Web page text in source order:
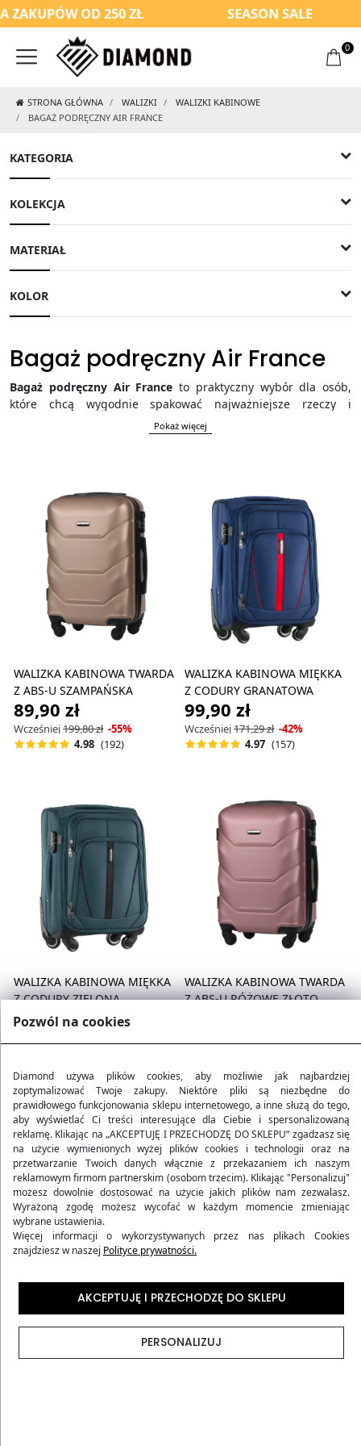
OD 250 ZŁ SEASON SALE
0
STRONA GŁÓWNA WALIZKI
WALIZKI KABINOWE
BAGAŻ PODRĘCZNY AIR FRANCE
KATEGORIA
KOLEKCJA
MATERIAŁ
KOLOR
Bagaż podręczny Air France
Bagaż podręczny Air France to praktyczny wybór dla osób,
które chcą wygodnie spakować najważniejsze rzeczy i
podróżować bez zbędnych formalności przy odprawie.
Odpowiednio dobrana walizka kabinowa, torba lub plecak
problemów z wymiarami na lotnisku. W tej kategorii znajdziesz
funkcjonalny bagaż podręczny do Air France, który sprawdzi
się podczas podróży służbowej, weekendowego wyjazdu i
krótkich wakacji.
Pokaż więcej
WALIZKA KABINOWA TWARDA
Z ABS-U SZAMPAŃSKA
89,90 zł
Wcześniej199,80 zł -55%
4.98 (192)
WALIZKA KABINOWA MIĘKKA
Z CODURY GRANATOWA
99,90 zł
Wcześniej171,29 zł -42%
4.97 (157)
WALIZKA KABINOWA MIĘKKA
Z CODURY ZIELONA
99,90 zł
WALIZKA KABINOWA TWARDA
Z ABS-U RÓŻOWE ZŁOTO
WALIZKA KABINOWA MIĘKKA
Z CODURY CZARNA
99,90 zł
4.97 (157)
PLECAK PODRÓŻNY DO
SAMOLOTU 2W1 KABINOWY
B604 CZARNY
149,90 zł
Wcześniej229,90 zł -35%
Pozwól na cookies
Diamond używa plików cookies, aby możliwie jak najbardziej
zoptymalizować Twoje zakupy. Niektóre pliki są niezbędne do
prawidłowego funkcjonowania sklepu internetowego, a inne służą do tego,
aby wyświetlać Ci treści interesujące dla Ciebie i spersonalizowaną
reklamę. Klikając na „AKCEPTUJĘ I PRZECHODZĘ DO SKLEPU“ zgadzasz się
na użycie wymienionych wyżej plików cookies i technologii oraz na
przetwarzanie Twoich danych włącznie z przekazaniem ich naszym
reklamowym firmom partnerskim (osobom trzecim). Klikając "Personalizuj"
możesz dowolnie dostosować na użycie jakich plików nam zezwalasz.
Wyrażoną zgodę możesz wycofać w każdym momencie zmieniając
wybrane ustawienia.
Więcej informacji o wykorzystywanych przez nas plikach Cookies
znajdziesz w naszej Polityce prywatności.
AKCEPTUJĘ I PRZECHODZĘ DO SKLEPU
PERSONALIZUJ